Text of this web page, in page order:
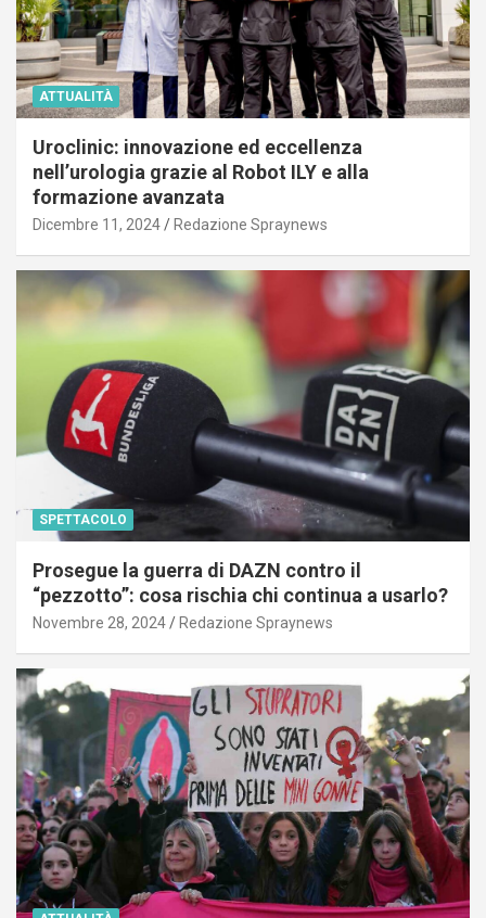
ATTUALITÀ
Uroclinic: innovazione ed eccellenza
nell’urologia grazie al Robot ILY e alla
formazione avanzata
Dicembre 11, 2024 Redazione Spraynews
SPETTACOLO
Prosegue la guerra di DAZN contro il
“pezzotto”: cosa rischia chi continua a usarlo?
Novembre 28, 2024 Redazione Spraynews